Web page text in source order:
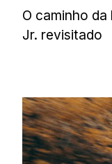
O caminho
Jr. revisitado